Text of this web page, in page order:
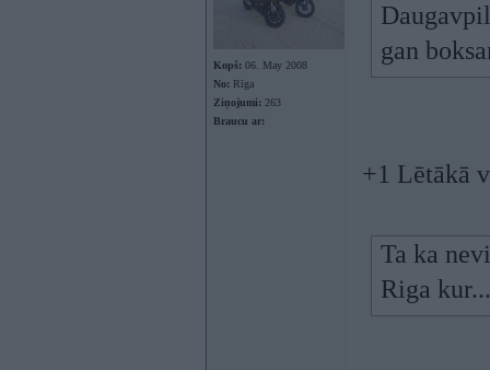
Kopš: 06. May 2008
No: Rīga
Ziņojumi: 263
Braucu ar:
gan
+1 Lētākā
Ta ka
Riga